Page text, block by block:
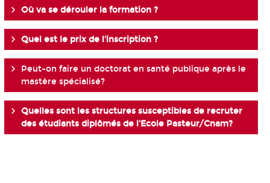
Où va se dérouler la formation ?
Quel est le prix de l'inscription ?
Peut-on faire un doctorat en santé publique après le
mastère spécialisé?
Quelles sont les structures susceptibles de recruter
des étudiants diplômés de l'Ecole Pasteur/Cnam?